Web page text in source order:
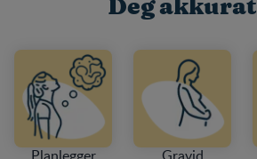
Deg